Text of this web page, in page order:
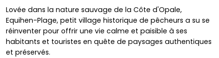
Lovée dans la nature sauvage de la Côte d'Opale,
Equihen-Plage, petit village historique de pêcheurs a su se
réinventer pour offrir une vie calme et paisible à ses
habitants et touristes en quête de paysages authentiques
et préservés.